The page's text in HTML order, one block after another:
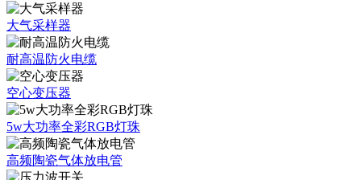
大气采样器
耐高温防火电缆
空心变压器
5w大功率全彩RGB灯珠
高频陶瓷气体放电管